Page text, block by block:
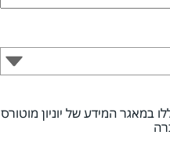
במאגר המידע של יוניון מוטורס